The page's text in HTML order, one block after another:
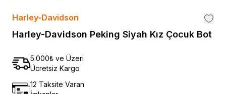
Harley-Davidson
Harley-Davidson Peking Siyah Kız Çocuk Bot
5.000₺ ve Üzeri
Ücretsiz Kargo
12 Taksite Varan